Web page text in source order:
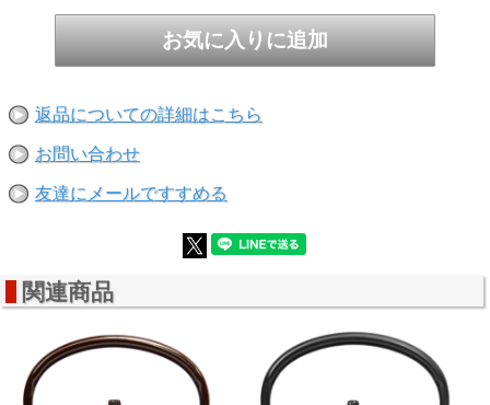
返品についての詳細はこちら
お問い合わせ
友達にメールですすめる
関連商品